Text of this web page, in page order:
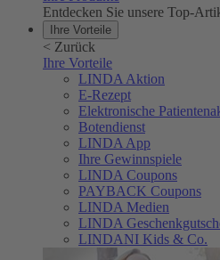
Entdecken Sie unsere Top-
Ihre Vorteile
< Zurück
Ihre Vorteile
LINDA Aktion
E-Rezept
Elektronische
Botendienst
LINDA App
Ihre Gewinnspiele
LINDA Coupons
PAYBACK Coupons
LINDA Medien
LINDA
LINDANI Kids & Co.